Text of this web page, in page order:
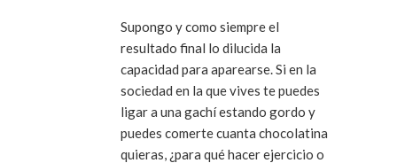
Supongo y como siempre el
resultado final lo dilucida la
capacidad para aparearse. Si en la
sociedad en la que vives te puedes
ligar a una gachí estando gordo y
puedes comerte cuanta chocolatina
quieras, ¿para qué hacer ejercicio o